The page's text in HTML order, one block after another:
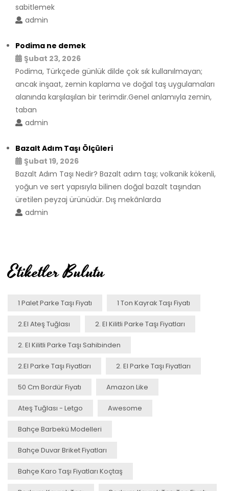
sabitlemek
admin
Podima ne demek
Şubat 23, 2026
Podima, Türkçede günlük dilde çok sık kullanılmayan;
ancak inşaat, zemin kaplama ve doğal taş uygulamaları
alanında karşılaşılan bir terimdir.Genel anlamıyla zemin,
taban
admin
Bazalt Adım Taşı Ölçüleri
Şubat 19, 2026
Bazalt Adım Taşı Nedir? Bazalt adım taşı; volkanik kökenli,
yoğun ve sert yapısıyla bilinen doğal bazalt taşından
üretilen peyzaj ürünüdür. Dış mekânlarda
admin
Etiketler Bulutu
1 Palet Parke Taşı Fiyatı 1 Ton Kayrak Taşı Fiyatı
2.el Ateş Tuğlası 2. El Kilitli Parke Taşı Fiyatları
2. El Kilitli Parke Taşı Sahibinden
2.el Parke Taşı Fiyatları 2. El Parke Taşı Fiyatları
50 Cm Bordür Fiyatı Amazon Like
Ateş Tuğlası - Letgo Awesome
Bahçe Barbekü Modelleri
Bahçe Duvar Briket Fiyatları
Bahçe Karo Taşı Fiyatları Koçtaş